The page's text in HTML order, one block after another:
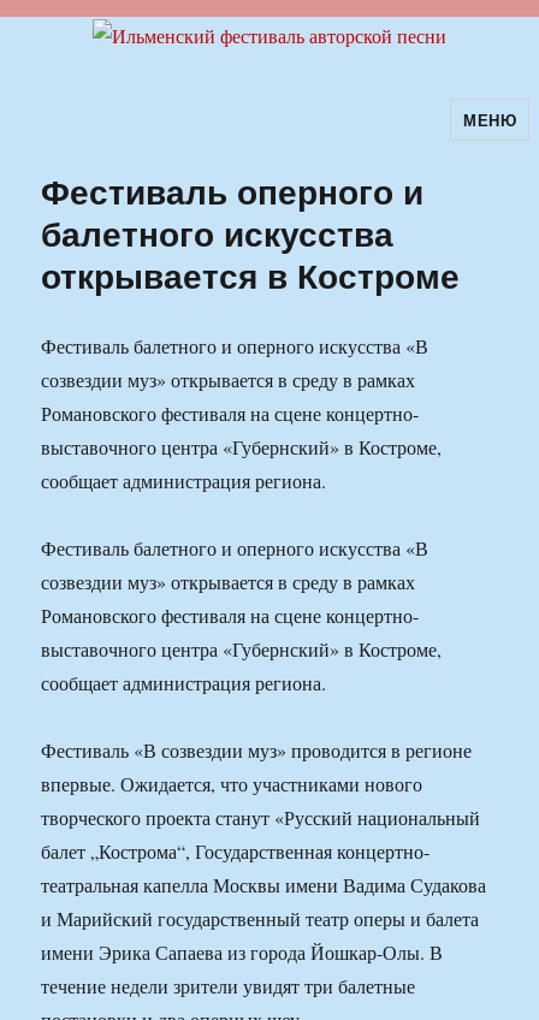
Ильменский фестиваль авторскойМЕНЮ
Фестиваль оперного и
балетного искусства
открывается в Костроме
Фестиваль балетного и оперного искусства «В
созвездии муз» открывается в среду в рамках
Романовского фестиваля на сцене концертно-
выставочного центра «Губернский» в Костроме,
сообщает администрация региона.
Фестиваль балетного и оперного искусства «В
созвездии муз» открывается в среду в рамках
Романовского фестиваля на сцене концертно-
выставочного центра «Губернский» в Костроме,
сообщает администрация региона.
Фестиваль «В созвездии муз» проводится в регионе
впервые. Ожидается, что участниками нового
творческого проекта станут «Русский национальный
балет „Кострома“, Государственная концертно-
театральная капелла Москвы имени Вадима Судакова
и Марийский государственный театр оперы и балета
имени Эрика Сапаева из города Йошкар-Олы. В
течение недели зрители увидят три балетные